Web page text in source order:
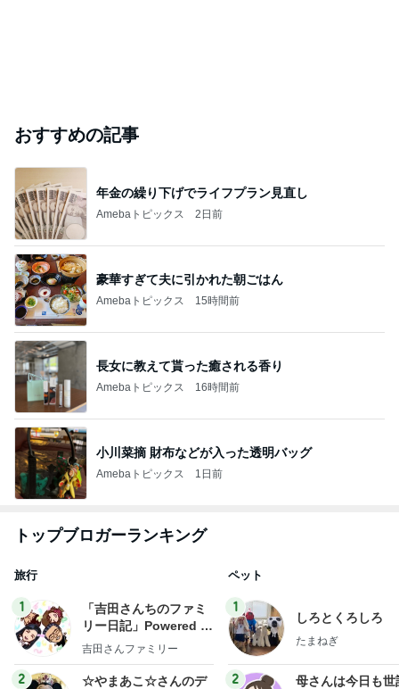
おすすめの記事
年金の繰り下げでライフプラン見直し
Amebaトピックス 2日前
豪華すぎて夫に引かれた朝ごはん
Amebaトピックス 15時間前
長女に教えて貰った癒される香り
Amebaトピックス 16時間前
小川菜摘 財布などが入った透明バッグ
Amebaトピックス 1日前
トップブロガーランキング
旅行
1
「吉田さんちのファミ
リー日記」Powered b
y Ameba 吉田さんファ
ログ
吉田さんファミリー
2
☆やまあこ☆さんのデ
ペット
1
しろとくろしろ
たまねぎ
2
母さんは今日も世